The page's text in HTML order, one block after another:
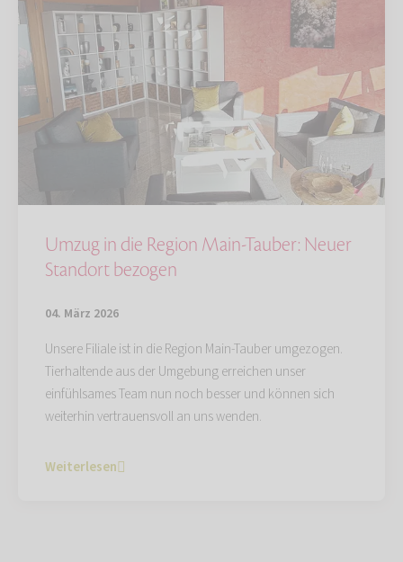
Umzug in die Region Main-Tauber: Neuer
Standort bezogen
04. März 2026
Unsere Filiale ist in die Region Main-Tauber umgezogen.
Tierhaltende aus der Umgebung erreichen unser
einfühlsames Team nun noch besser und können sich
weiterhin vertrauensvoll an uns wenden.
Weiterlesen